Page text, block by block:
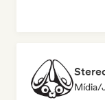
Mídia/